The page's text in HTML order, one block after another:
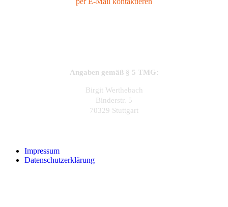
Angaben gemäß § 5 TMG:
Birgit Werthebach
Binderstr. 5
70329 Stuttgart
Impressum
Datenschutzerklärung